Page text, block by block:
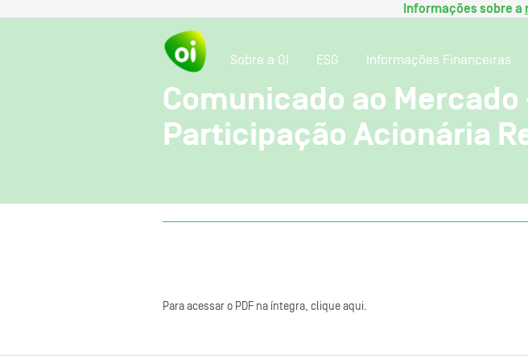
Informações sobre a
Sobre a OI ESG Informações Financeiras
Comunicado ao
Participação Acionária
Para acessar o PDF na íntegra, clique aqui.